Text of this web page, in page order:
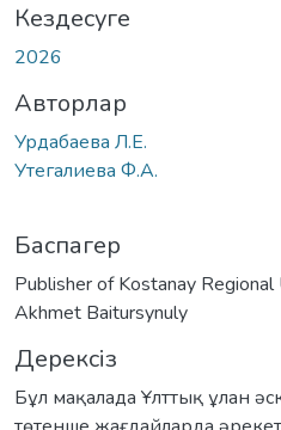
Кездесуге
2026
Авторлар
Урдабаева Л.Е.
Утегалиева Ф.А.
Баспагер
Publisher of Kostanay
Akhmet Baitursynuly
Дерексіз
Бұл мақалада Ұлттық ұлан